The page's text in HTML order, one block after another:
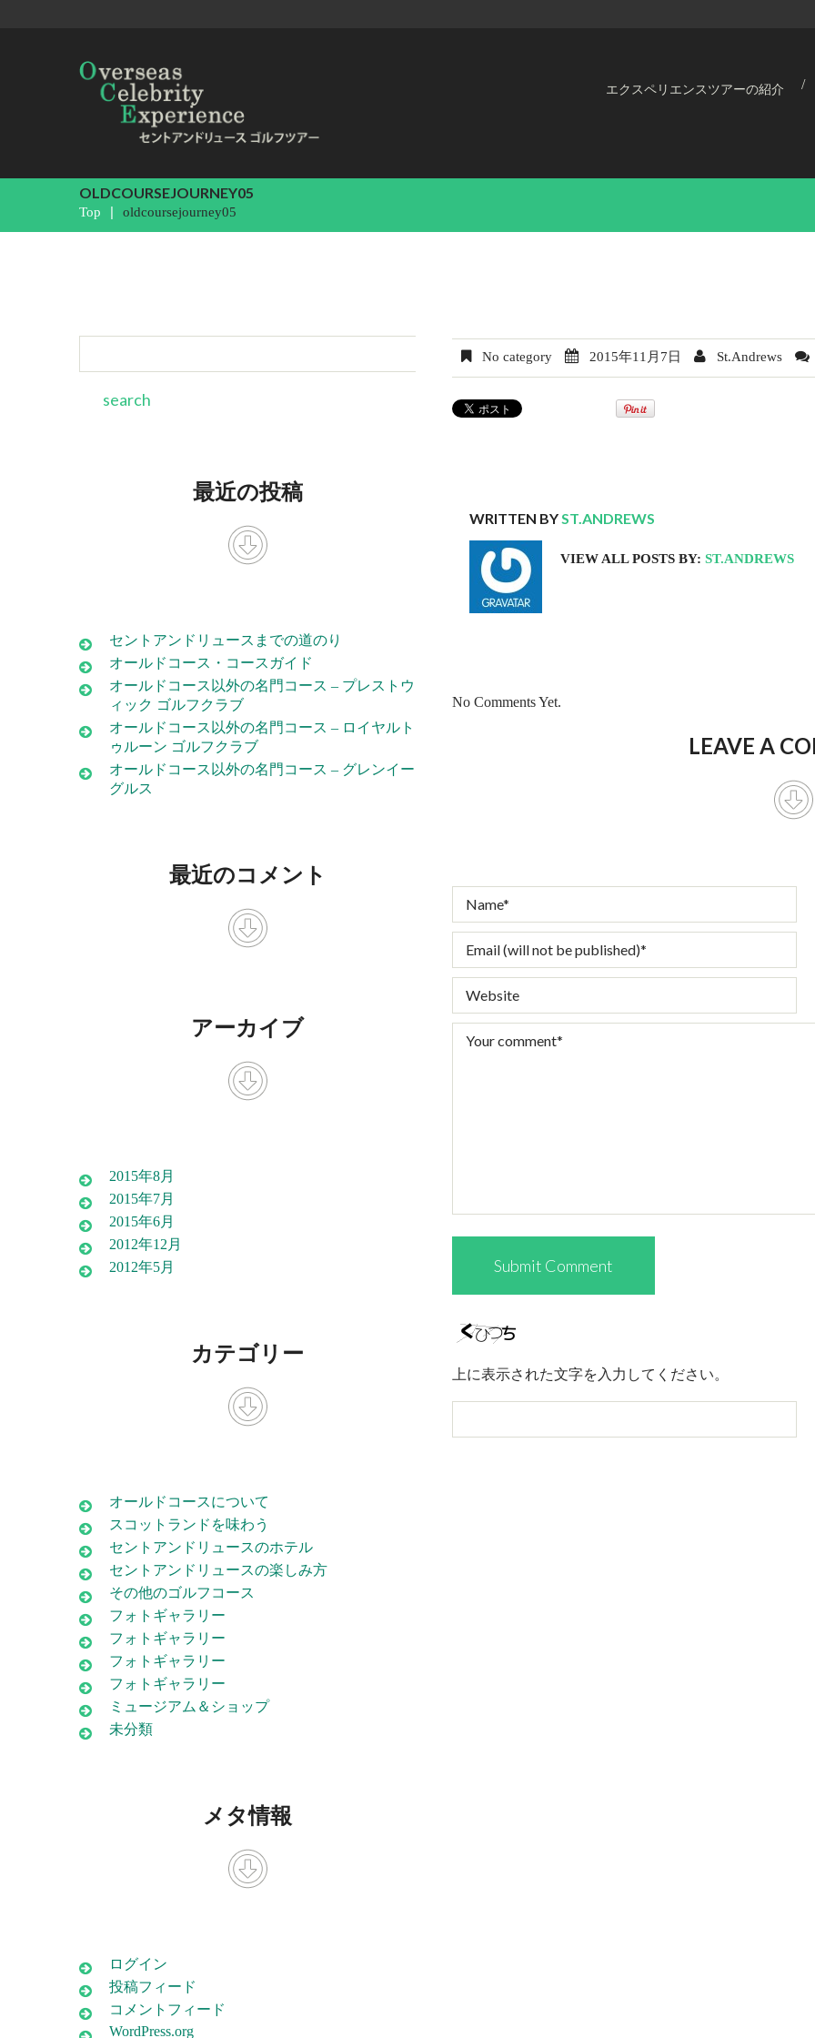
エクスペリエンスツアーの紹介
OLDCOURSEJOURNEY05
Top oldcoursejourney05
No category 2015年11月7日 St.Andrews
WRITTEN BYST.ANDREWS
VIEW ALL POSTS BY: ST.ANDREWS
No Comments Yet.
LEAVE A
上に表示された文字を入力してください。
最近の投稿
セントアンドリュースまでの道のり
オールドコース・コースガイド
オールドコース以外の名門コース – プレストウ
ィック ゴルフクラブ
オールドコース以外の名門コース – ロイヤルト
ゥルーン ゴルフクラブ
オールドコース以外の名門コース – グレンイー
グルス
最近のコメント
アーカイブ
2015年8月
2015年7月
2015年6月
2012年12月
2012年5月
カテゴリー
オールドコースについて
スコットランドを味わう
セントアンドリュースのホテル
セントアンドリュースの楽しみ方
その他のゴルフコース
フォトギャラリー
フォトギャラリー
フォトギャラリー
フォトギャラリー
ミュージアム＆ショップ
未分類
メタ情報
ログイン
投稿フィード
コメントフィード
WordPress.org